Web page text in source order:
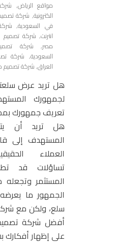
مواقع الرياض,
الكترونية, شركة
في السعودية,
انترنت, شركة تصميم
مصر, شركة
السعودية, شركة
العراق,شركة
هل تريد عرض
لجمهورك
تعريف جمهورك
هل تريد أن
المستهدف إلى
العملاء
تساؤلات قد
المستثمر
الجمهور ما
سلع، ولكن مع
أفضل شركة
على إظهار